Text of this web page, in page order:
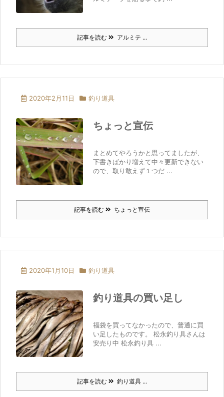
記事を読む アルミテ ...
2020年2月11日 釣り道具
ちょっと宣伝
まとめてやろうかと思ってましたが、
下書きばかり増えて中々更新できない
ので、取り敢えず１つだ ...
記事を読む ちょっと宣伝
2020年1月10日 釣り道具
釣り道具の買い足し
福袋を買ってなかったので、普通に買
い足したものです。 松永釣り具さんは
安売り中 松永釣り具 ...
記事を読む 釣り道具 ...